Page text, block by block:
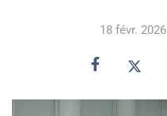
18 févr. 2026